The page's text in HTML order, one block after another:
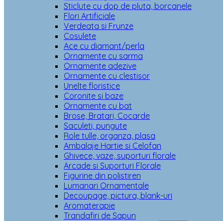
Sticlute cu dop de pluta, borcanele
Flori Artificiale
Verdeata si Frunze
Cosulete
Ace cu diamant/perla
Ornamente cu sarma
Ornamente adezive
Ornamente cu clestisor
Unelte floristice
Coronite si baze
Ornamente cu bat
Brose, Bratari, Cocarde
Saculeti, pungute
Role tulle, organza, plasa
Ambalaje Hartie si Celofan
Ghivece, vaze, suporturi florale
Arcade si Suporturi Florale
Figurine din polistiren
Lumanari Ornamentale
Decoupage, pictura, blank-uri
Aromaterapie
Trandafiri de Sapun